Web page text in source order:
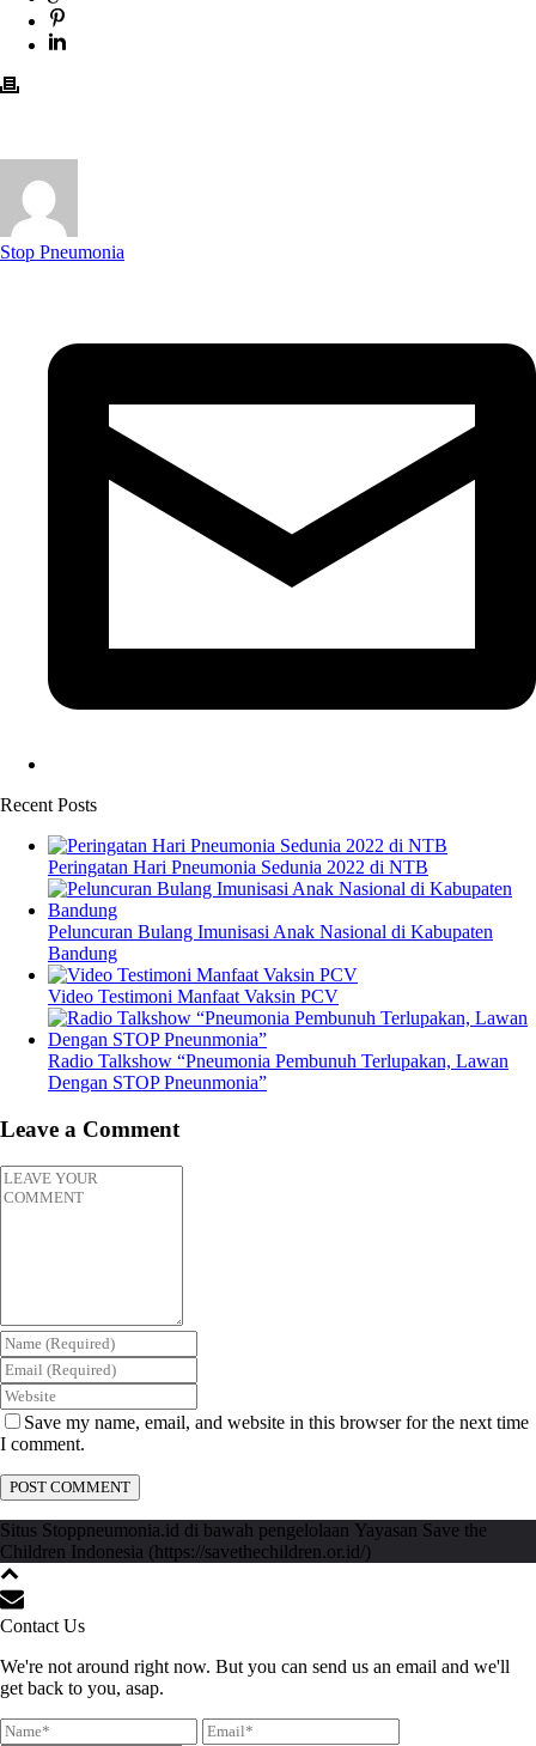
Stop Pneumonia
Recent Posts
Peringatan Hari Pneumonia Sedunia 2022 di NTB
Peluncuran Bulang Imunisasi Anak Nasional di Kabupaten
Bandung
Video Testimoni Manfaat Vaksin PCV
Radio Talkshow “Pneumonia Pembunuh Terlupakan, Lawan
Dengan STOP Pneunmonia”
Leave a Comment
Save my name, email, and website in this browser for the next time
I comment.
Situs Stoppneumonia.id di bawah pengelolaan Yayasan Save the
Children Indonesia (https://savethechildren.or.id/)
Contact Us
We're not around right now. But you can send us an email and we'll
get back to you, asap.